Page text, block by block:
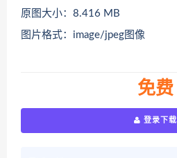
原图大小：8.416 MB
图片格式：image/jpeg图像
免费
登录下载